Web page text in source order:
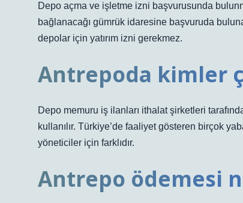
Depo açma ve işletme izni başvurusunda
bağlanacağı gümrük idaresine başvuruda
depolar için yatırım izni gerekmez.
Antrepoda kimler
Depo memuru iş ilanları ithalat şirketleri
kullanılır. Türkiye’de faaliyet gösteren birçok
yöneticiler için farklıdır.
Antrepo ödemesi